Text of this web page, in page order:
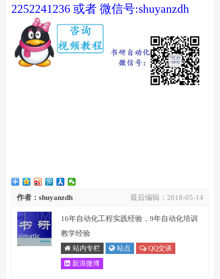
2252241236 或者 微信号:shuyanzdh
最后编辑： 2018-05-14
作者：shuyanzdh
16年自动化工程实践经验，9年自动化培训
教学经验
站内专栏 站点 QQ交谈
新浪微博